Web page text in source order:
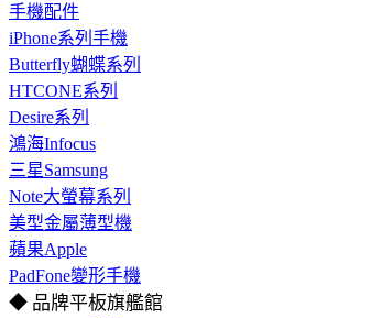
手機配件
iPhone系列手機
Butterfly蝴蝶系列
HTCONE系列
Desire系列
鴻海Infocus
三星Samsung
Note大螢幕系列
美型金屬薄型機
蘋果Apple
PadFone變形手機
◆ 品牌平板旗艦館